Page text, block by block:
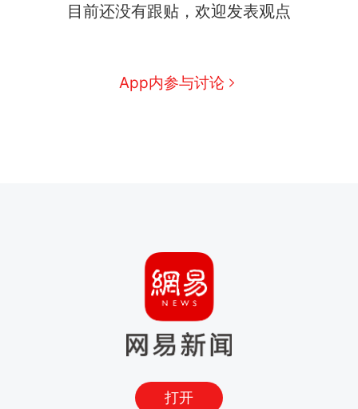
目前还没有跟贴，欢迎发表观点
App内参与讨论
打开